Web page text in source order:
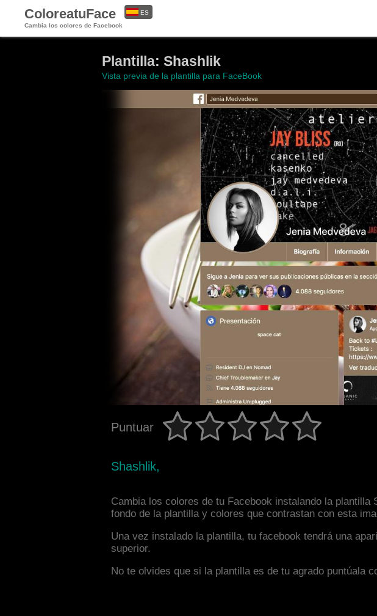
ColoreatuFace
Cambia los colores de Facebook
ES
Plantilla: Shashlik
Vista previa de la plantilla para FaceBook
Puntuar
Shashlik,
Cambia los colores de tu Facebook instalando la
fondo de la plantilla y colores que contrastan con esta
Una vez instalado la plantilla, tu facebook tendrá una
superior.
No te olvides que si la plantilla es de tu agrado puntúala